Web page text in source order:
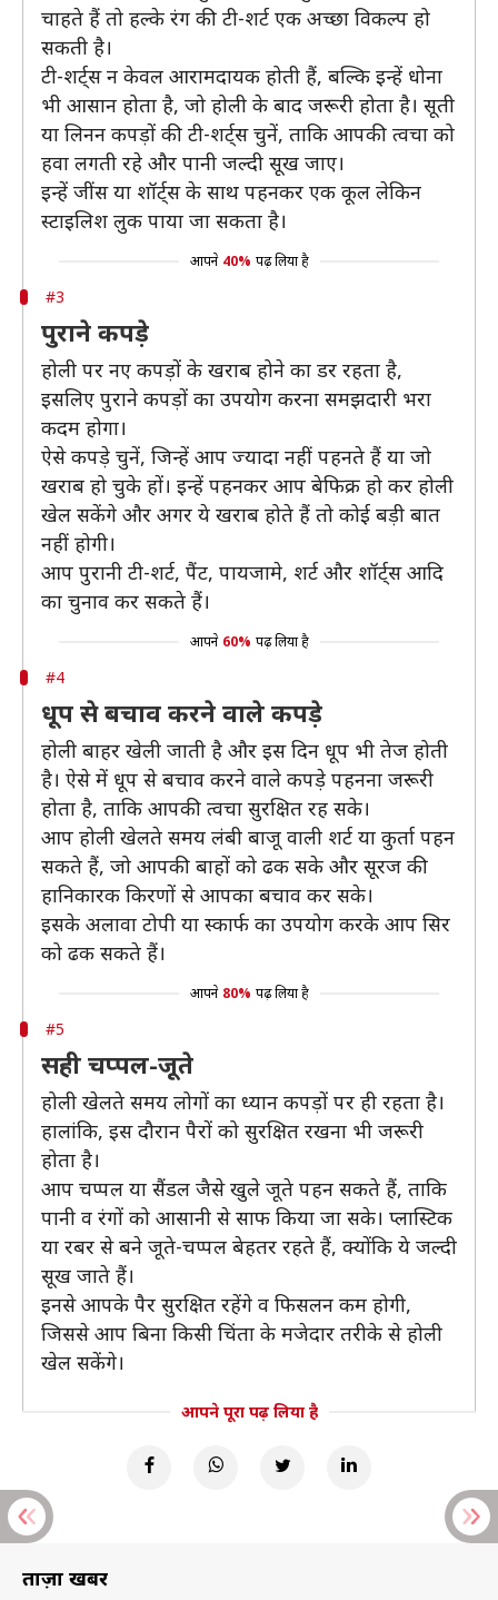
चाहते हैं तो हल्के रंग की टी-शर्ट एक अच्छा विकल्प हो
सकती है।
टी-शर्ट्स न केवल आरामदायक होती हैं, बल्कि इन्हें धोना
भी आसान होता है, जो होली के बाद जरूरी होता है। सूती
या लिनन कपड़ों की टी-शर्ट्स चुनें, ताकि आपकी त्वचा को
हवा लगती रहे और पानी जल्दी सूख जाए।
इन्हें जींस या शॉर्ट्स के साथ पहनकर एक कूल लेकिन
स्टाइलिश लुक पाया जा सकता है।
आपने 40% पढ़ लिया है
#3
पुराने कपड़े
होली पर नए कपड़ों के खराब होने का डर रहता है,
इसलिए पुराने कपड़ों का उपयोग करना समझदारी भरा
कदम होगा।
ऐसे कपड़े चुनें, जिन्हें आप ज्यादा नहीं पहनते हैं या जो
खराब हो चुके हों। इन्हें पहनकर आप बेफिक्र हो कर होली
खेल सकेंगे और अगर ये खराब होते हैं तो कोई बड़ी बात
नहीं होगी।
आप पुरानी टी-शर्ट, पैंट, पायजामे, शर्ट और शॉर्ट्स आदि
का चुनाव कर सकते हैं।
आपने 60% पढ़ लिया है
#4
धूप से बचाव करने वाले कपड़े
होली बाहर खेली जाती है और इस दिन धूप भी तेज होती
है। ऐसे में धूप से बचाव करने वाले कपड़े पहनना जरूरी
होता है, ताकि आपकी त्वचा सुरक्षित रह सके।
आप होली खेलते समय लंबी बाजू वाली शर्ट या कुर्ता पहन
सकते हैं, जो आपकी बाहों को ढक सके और सूरज की
हानिकारक किरणों से आपका बचाव कर सके।
इसके अलावा टोपी या स्कार्फ का उपयोग करके आप सिर
को ढक सकते हैं।
आपने 80% पढ़ लिया है
#5
सही चप्पल-जूते
होली खेलते समय लोगों का ध्यान कपड़ों पर ही रहता है।
हालांकि, इस दौरान पैरों को सुरक्षित रखना भी जरूरी
होता है।
आप चप्पल या सैंडल जैसे खुले जूते पहन सकते हैं, ताकि
पानी व रंगों को आसानी से साफ किया जा सके। प्लास्टिक
या रबर से बने जूते-चप्पल बेहतर रहते हैं, क्योंकि ये जल्दी
सूख जाते हैं।
इनसे आपके पैर सुरक्षित रहेंगे व फिसलन कम होगी,
जिससे आप बिना किसी चिंता के मजेदार तरीके से होली
खेल सकेंगे।
आपने पूरा पढ़ लिया है
ताज़ा खबरें